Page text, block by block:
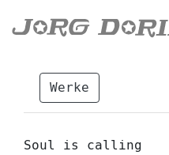
Werke
Soul is calling